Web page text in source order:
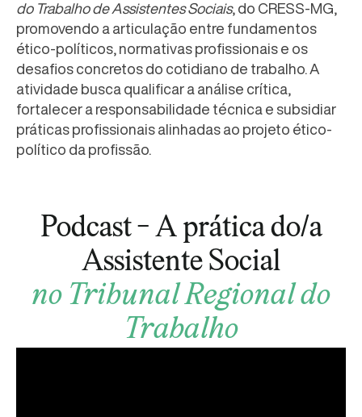
do Trabalho de Assistentes Sociais, do CRESS-MG,
promovendo a articulação entre fundamentos
ético-políticos, normativas profissionais e os
desafios concretos do cotidiano de trabalho. A
atividade busca qualificar a análise crítica,
fortalecer a responsabilidade técnica e subsidiar
práticas profissionais alinhadas ao projeto ético-
político da profissão.
Podcast - A prática do/a
Assistente Social
no Tribunal Regional do
Trabalho